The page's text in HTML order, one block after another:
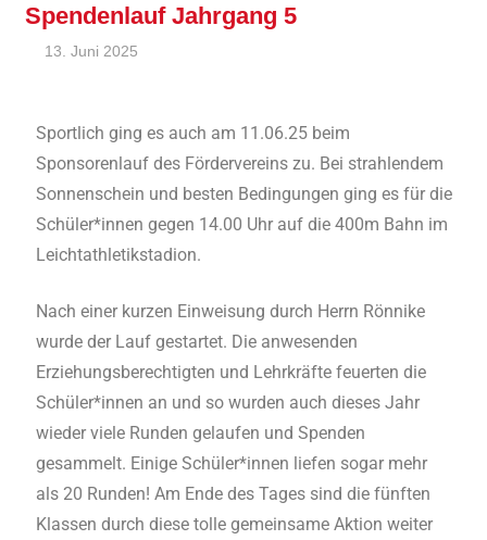
Spendenlauf Jahrgang 5
13. Juni 2025
Sportlich ging es auch am 11.06.25 beim
Sponsorenlauf des Fördervereins zu. Bei strahlendem
Sonnenschein und besten Bedingungen ging es für die
Schüler*innen gegen 14.00 Uhr auf die 400m Bahn im
Leichtathletikstadion.
Nach einer kurzen Einweisung durch Herrn Rönnike
wurde der Lauf gestartet. Die anwesenden
Erziehungsberechtigten und Lehrkräfte feuerten die
Schüler*innen an und so wurden auch dieses Jahr
wieder viele Runden gelaufen und Spenden
gesammelt. Einige Schüler*innen liefen sogar mehr
als 20 Runden! Am Ende des Tages sind die fünften
Klassen durch diese tolle gemeinsame Aktion weiter